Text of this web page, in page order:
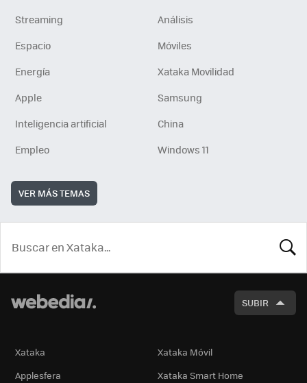
Streaming
Análisis
Espacio
Móviles
Energía
Xataka Movilidad
Apple
Samsung
Inteligencia artificial
China
Empleo
Windows 11
VER MÁS TEMAS
SUBIR
Xataka
Xataka Móvil
Applesfera
Xataka Smart Home